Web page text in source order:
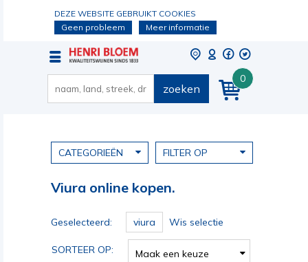
DEZE WEBSITE GEBRUIKT COOKIES
Geen probleem
Meer informatie
0
zoeken
CATEGORIEËN FILTER OP
Viura online kopen.
Geselecteerd: viura Wis selectie
SORTEER OP: Maak een keuze